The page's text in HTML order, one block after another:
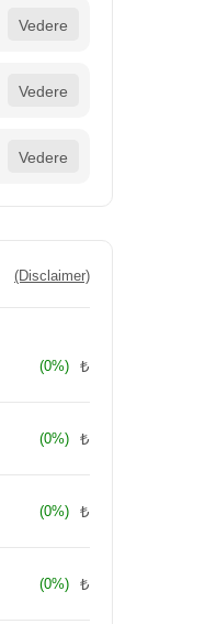
Vedere
Vedere
Vedere
(Disclaimer)
₺
(0%)
₺
(0%)
₺
(0%)
₺
(0%)